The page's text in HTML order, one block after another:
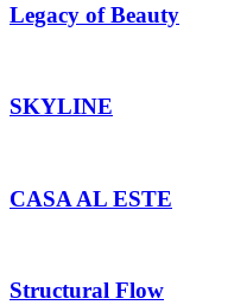
Legacy of Beauty
SKYLINE
CASA AL ESTE
Structural Flow